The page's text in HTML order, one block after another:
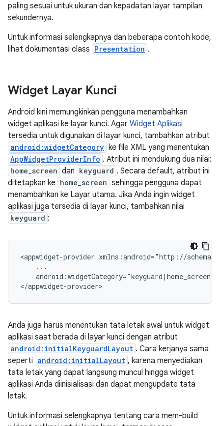
paling sesuai untuk ukuran dan kepadatan layar tampilan
sekundernya.
Untuk informasi selengkapnya dan beberapa contoh kode,
lihat dokumentasi class Presentation .
Widget Layar Kunci
Android kini memungkinkan pengguna menambahkan
widget aplikasi ke layar kunci. Agar Widget Aplikasi
tersedia untuk digunakan di layar kunci, tambahkan atribut
android:widgetCategory ke file XML yang menentukan
AppWidgetProviderInfo . Atribut ini mendukung dua nilai:
home_screen dan keyguard . Secara default, atribut ini
ditetapkan ke home_screen sehingga pengguna dapat
menambahkan ke Layar utama. Jika Anda ingin widget
aplikasi juga tersedia di layar kunci, tambahkan nilai
keyguard :
<appwidget-provider xmlns:android="http://
    ...
    android:widgetCategory="keyguard|home_screen">
</appwidget-provider>
Anda juga harus menentukan tata letak awal untuk widget
aplikasi saat berada di layar kunci dengan atribut
android:initialKeyguardLayout . Cara kerjanya sama
seperti android:initialLayout , karena menyediakan
tata letak yang dapat langsung muncul hingga widget
aplikasi Anda diinisialisasi dan dapat mengupdate tata
letak.
Untuk informasi selengkapnya tentang cara mem-build